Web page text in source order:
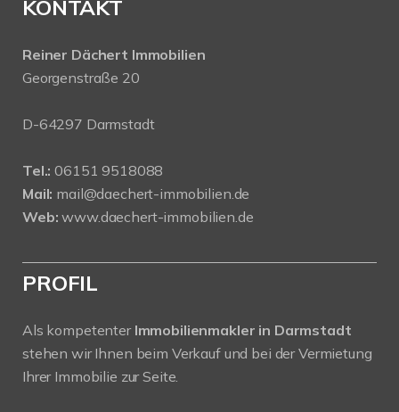
KONTAKT
Reiner Dächert Immobilien
Georgenstraße 20
D-64297 Darmstadt
Tel.: 06151 9518088
Mail: mail@daechert-immobilien.de
Web: www.daechert-immobilien.de
PROFIL
Als kompetenter Immobilienmakler in Darmstadt
stehen wir Ihnen beim Verkauf und bei der Vermietung
Ihrer Immobilie zur Seite.